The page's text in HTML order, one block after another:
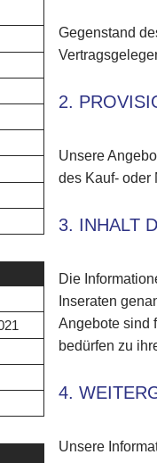
Gegenstand
2.
Unsere
des Kauf- oder
3. INHALT
Die
Inseraten
Angebote sind
bedürfen zu
4.
Unsere